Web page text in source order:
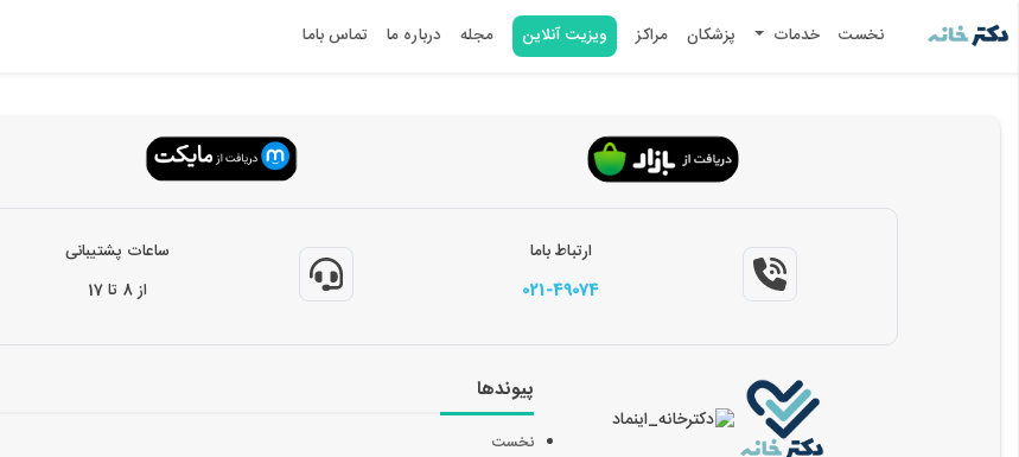
نخست خدمات پزشکان مراکز ویزیت آنلاین مجله درباره ما تماس باما
ارتباط باما
021-49074
ساعات پشتیبانی
از 8 تا 17
پیوندها
نخست